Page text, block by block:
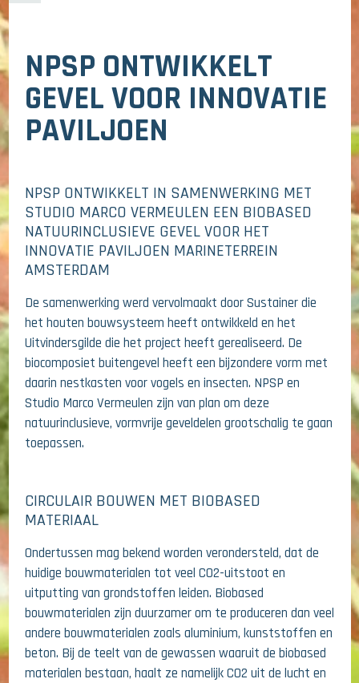
NPSP ONTWIKKELT
GEVEL VOOR INNOVATIE
PAVILJOEN
NPSP ONTWIKKELT IN SAMENWERKING MET
STUDIO MARCO VERMEULEN EEN BIOBASED
NATUURINCLUSIEVE GEVEL VOOR HET
INNOVATIE PAVILJOEN MARINETERREIN
AMSTERDAM
De samenwerking werd vervolmaakt door Sustainer die
het houten bouwsysteem heeft ontwikkeld en het
Uitvindersgilde die het project heeft gerealiseerd. De
biocomposiet buitengevel heeft een bijzondere vorm met
daarin nestkasten voor vogels en insecten. NPSP en
Studio Marco Vermeulen zijn van plan om deze
natuurinclusieve, vormvrije geveldelen grootschalig te gaan
toepassen.
CIRCULAIR BOUWEN MET BIOBASED
MATERIAAL
Ondertussen mag bekend worden verondersteld, dat de
huidige bouwmaterialen tot veel CO2-uitstoot en
uitputting van grondstoffen leiden. Biobased
bouwmaterialen zijn duurzamer om te produceren dan veel
andere bouwmaterialen zoals aluminium, kunststoffen en
beton. Bij de teelt van de gewassen waaruit de biobased
materialen bestaan, haalt ze namelijk CO2 uit de lucht en